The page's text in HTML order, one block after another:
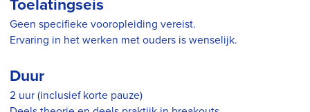
Toelatingseis
Geen specifieke vooropleiding vereist.
Ervaring in het werken met ouders is wenselijk.
Duur
2 uur (inclusief korte pauze)